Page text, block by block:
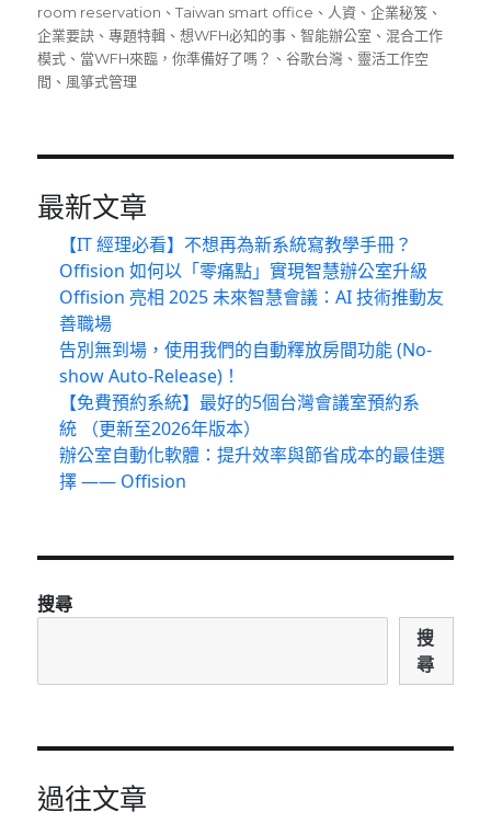
日
期:
room reservation 、Taiwan smart office 、 人資 、企業秘笈 、
企業要訣 、專題特輯 、想WFH必知的事 、智能辦公室 、混合工作
模式 、 當WFH來臨，你準備好了嗎？ 、谷歌台灣 、 靈活工作空
間 、 風箏式管理
最新文章
【IT 經理必看】不想再為新系統寫教學手冊？
Offision 如何以「零痛點」實現智慧辦公室升級
Offision 亮相 2025 未來智慧會議：AI 技術推動友
善職場
告別無到場，使用我們的自動釋放房間功能 (No-
show Auto-Release)！
【免費預約系統】最好的5個台灣會議室預約系
統 （更新至2026年版本）
辦公室自動化軟體：提升效率與節省成本的最佳選
擇 —— Offision
搜尋
搜
尋
過往文章